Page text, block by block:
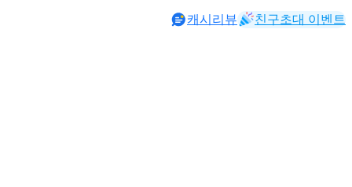
캐시리뷰 친구초대 이벤트